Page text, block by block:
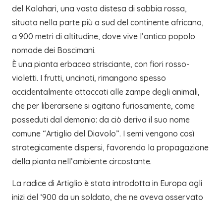
del Kalahari, una vasta distesa di sabbia rossa,
situata nella parte più a sud del continente africano,
a 900 metri di altitudine, dove vive l’antico popolo
nomade dei Boscimani.
È una pianta erbacea strisciante, con fiori rosso-
violetti. I frutti, uncinati, rimangono spesso
accidentalmente attaccati alle zampe degli animali,
che per liberarsene si agitano furiosamente, come
posseduti dal demonio: da ciò deriva il suo nome
comune “Artiglio del Diavolo”. I semi vengono così
strategicamente dispersi, favorendo la propagazione
della pianta nell’ambiente circostante.
La radice di Artiglio è stata introdotta in Europa agli
inizi del ‘900 da un soldato, che ne aveva osservato